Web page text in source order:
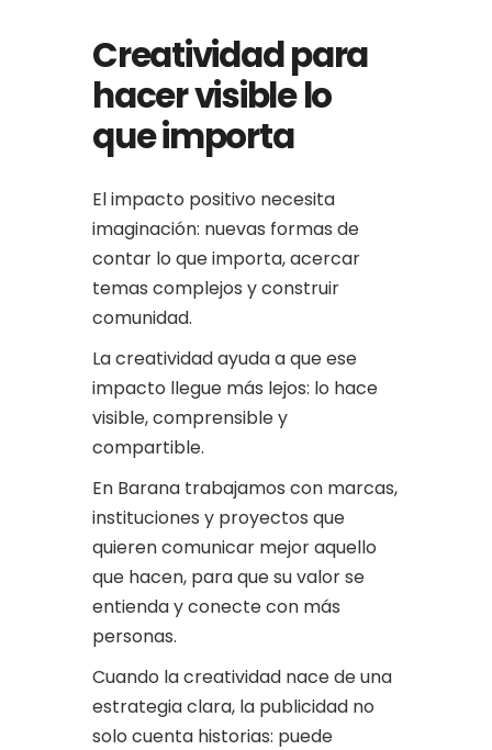
Creatividad para
hacer visible lo
que importa
El impacto positivo necesita
imaginación: nuevas formas de
contar lo que importa, acercar
temas complejos y construir
comunidad.
La creatividad ayuda a que ese
impacto llegue más lejos: lo hace
visible, comprensible y
compartible.
En Barana trabajamos con marcas,
instituciones y proyectos que
quieren comunicar mejor aquello
que hacen, para que su valor se
entienda y conecte con más
personas.
Cuando la creatividad nace de una
estrategia clara, la publicidad no
solo cuenta historias: puede